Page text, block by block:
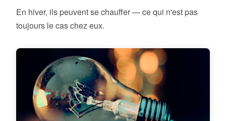
En hiver, ils peuvent se chauffer — ce qui n'est pas
toujours le cas chez eux.